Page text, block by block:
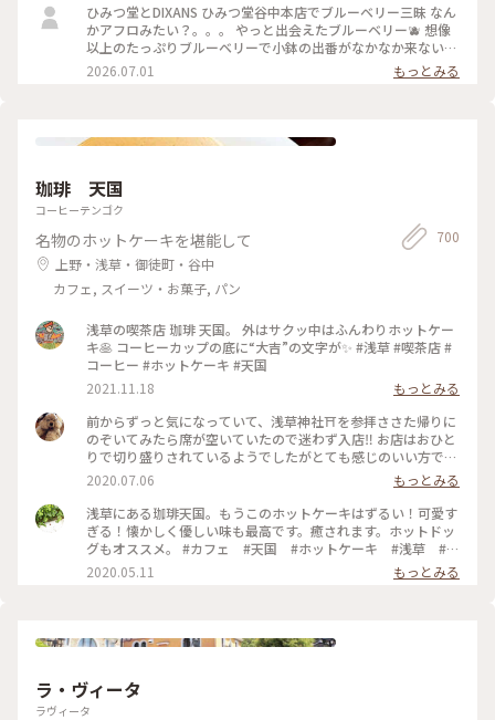
ひみつ堂とDIXANS ひみつ堂谷中本店でブルーベリー三昧 なん
かアフロみたい？。。。 やっと出会えたブルーベリー🫐 想像
以上のたっぷりブルーベリーで小鉢の出番がなかなか来ない
何粒のブルーベリー使ってるんだろ ひみつのガールズパワー
毎日お疲れ様様です！ 魔夏営業スタートなのでいっぱい通い
2026.07.01 もっとみる
珈琲 天国
コーヒーテンゴク
名物のホットケーキを堪能して
上野・浅草・御徒町・谷中
カフェ, スイーツ・お菓子, パン
700
浅草の喫茶店 珈琲 天国。 外はサクッ中はふんわりホットケー
キ🥞 コーヒーカップの底に“大吉”の文字が✨ #浅草 #喫茶店 #
コーヒー #ホットケーキ #天国
2021.11.18
もっとみる
前からずっと気になっていて、浅草神社⛩を参拝ささた帰りに
のぞいてみたら席が空いていたので迷わず入店‼️ お店はおひと
りで切り盛りされているようでしたがとても感じのいい方で、
ホットケーキ🥞は昔ながらの素朴なかんじがコーヒー☕️によく
合って美味しかった😆💕
2020.07.06
もっとみる
浅草にある珈琲天国。もうこのホットケーキはずるい！可愛す
ぎる！懐かしく優しい味も最高です。癒されます。ホットドッ
グもオススメ。 #カフェ #天国 #ホットケーキ #浅草 #東
京
2020.05.11 もっとみる
ラ・ヴィータ
ラヴィータ